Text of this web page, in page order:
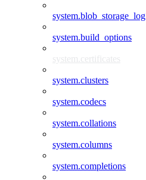
system.blob_storage_log
system.build_options
system.certificates
system.clusters
system.codecs
system.collations
system.columns
system.completions